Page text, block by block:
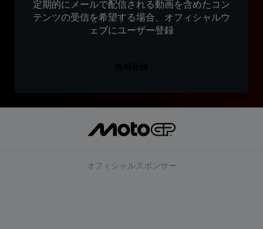
定期的にメールで配信される動画を含めたコン
テンツの受信を希望する場合、オフィシャルウ
ェブにユーザー登録
オフィシャルスポンサー